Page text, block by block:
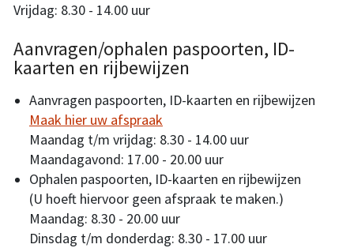
Vrijdag: 8.30 - 14.00 uur
Aanvragen/ophalen paspoorten, ID-
kaarten en rijbewijzen
Aanvragen paspoorten, ID-kaarten en rijbewijzen
Maak hier uw afspraak
Maandag t/m vrijdag: 8.30 - 14.00 uur
Maandagavond: 17.00 - 20.00 uur
Ophalen paspoorten, ID-kaarten en rijbewijzen
(U hoeft hiervoor geen afspraak te maken.)
Maandag: 8.30 - 20.00 uur
Dinsdag t/m donderdag: 8.30 - 17.00 uur